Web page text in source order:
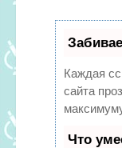
Каждая
сайта
Что